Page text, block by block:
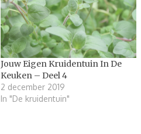
Jouw Eigen Kruidentuin In De
Keuken – Deel 4
2 december 2019
In "De kruidentuin"